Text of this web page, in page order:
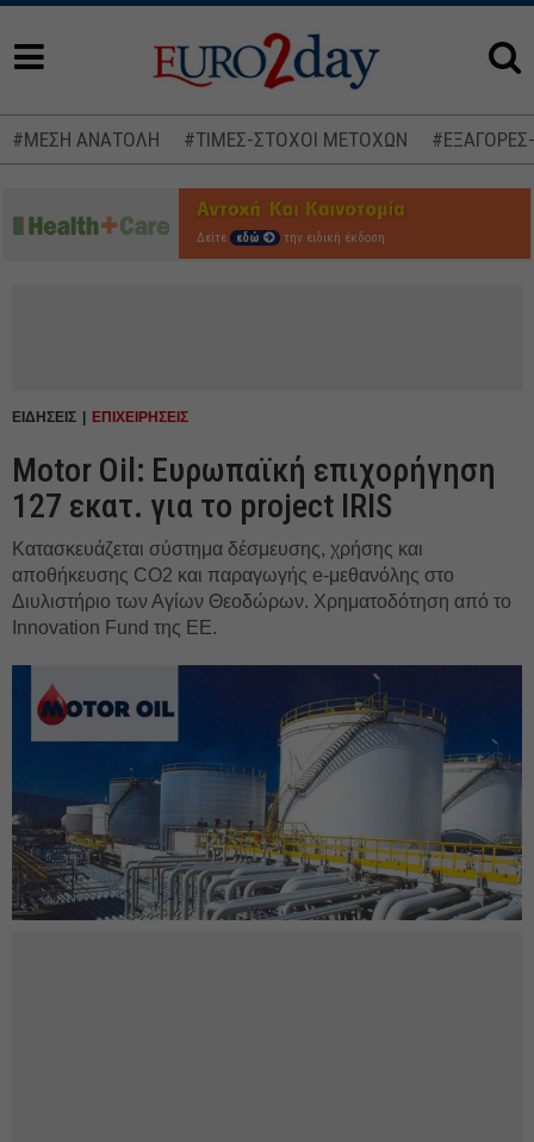
#ΜΕΣΗ ΑΝΑΤΟΛΗ #ΤΙΜΕΣ-ΣΤΟΧΟΙ ΜΕΤΟΧΩΝ
Δείτε εδώ την ειδική έκδοση
ΕΙΔΗΣΕΙΣ ΕΠΙΧΕΙΡΗΣΕΙΣ
Motor Oil: Ευρωπαϊκή επιχορήγηση
127 εκατ. για το project IRIS
Κατασκευάζεται σύστημα δέσμευσης, χρήσης και
αποθήκευσης CO2 και παραγωγής e-μεθανόλης στο
Διυλιστήριο των Αγίων Θεοδώρων. Χρηματοδότηση από το
Innovation Fund της ΕΕ.